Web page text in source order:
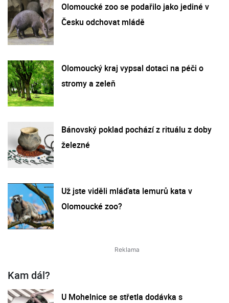
Olomoucké zoo se podařilo jako jediné v
Česku odchovat mládě
Olomoucký kraj vypsal dotaci na péči o
stromy a zeleň
Bánovský poklad pochází z rituálu z doby
železné
Už jste viděli mláďata lemurů kata v
Olomoucké zoo?
Kam dál?
U Mohelnice se střetla dodávka s